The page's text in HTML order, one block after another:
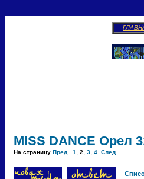
MISS DANCE Орел
На страницу Пред. 1 2 3 4 След.